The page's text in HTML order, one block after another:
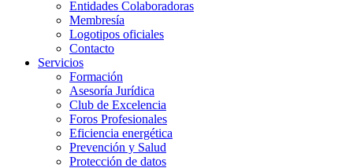
Entidades Colaboradoras
Membresía
Logotipos oficiales
Contacto
Servicios
Formación
Asesoría Jurídica
Club de Excelencia
Foros Profesionales
Eficiencia energética
Prevención y Salud
Protección de datos